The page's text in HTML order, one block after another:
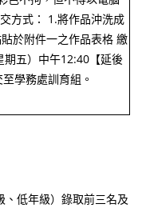
方式： 1.將作品沖洗成
於附件一之作品表格 繳
五）中午12:40【延後
學務處訓育組。
低年級）錄取前三名及